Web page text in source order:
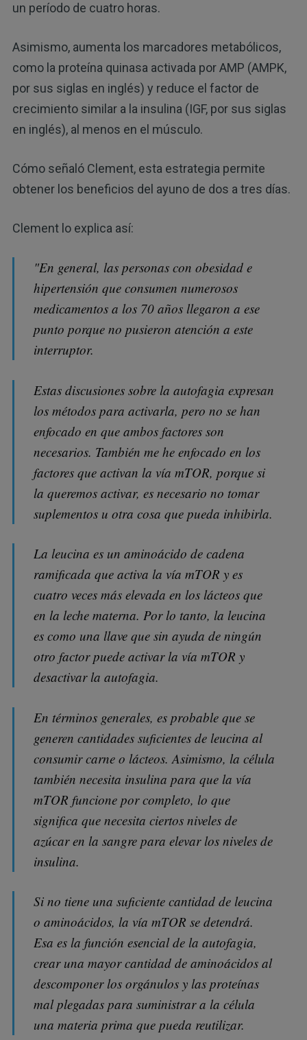
un período de cuatro horas.
Asimismo, aumenta los marcadores metabólicos,
como la proteína quinasa activada por AMP (AMPK,
por sus siglas en inglés) y reduce el factor de
crecimiento similar a la insulina (IGF, por sus siglas
en inglés), al menos en el músculo.
Cómo señaló Clement, esta estrategia permite
obtener los beneficios del ayuno de dos a tres días.
Clement lo explica así:
"En general, las personas con obesidad e
hipertensión que consumen numerosos
medicamentos a los 70 años llegaron a ese
punto porque no pusieron atención a este
interruptor.
Estas discusiones sobre la autofagia expresan
los métodos para activarla, pero no se han
enfocado en que ambos factores son
necesarios. También me he enfocado en los
factores que activan la vía mTOR, porque si
la queremos activar, es necesario no tomar
suplementos u otra cosa que pueda inhibirla.
La leucina es un aminoácido de cadena
ramificada que activa la vía mTOR y es
cuatro veces más elevada en los lácteos que
en la leche materna. Por lo tanto, la leucina
es como una llave que sin ayuda de ningún
otro factor puede activar la vía mTOR y
desactivar la autofagia.
En términos generales, es probable que se
generen cantidades suficientes de leucina al
consumir carne o lácteos. Asimismo, la célula
también necesita insulina para que la vía
mTOR funcione por completo, lo que
significa que necesita ciertos niveles de
azúcar en la sangre para elevar los niveles de
insulina.
Si no tiene una suficiente cantidad de leucina
o aminoácidos, la vía mTOR se detendrá.
Esa es la función esencial de la autofagia,
crear una mayor cantidad de aminoácidos al
descomponer los orgánulos y las proteínas
mal plegadas para suministrar a la célula
una materia prima que pueda reutilizar.